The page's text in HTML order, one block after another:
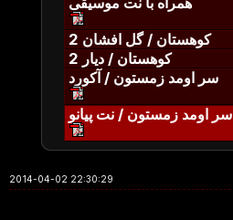
کوهستان / گل افشان 2
کوهستان / دیار 2
سر اومد زمستون / آکورد
سر اومد زمستون / نت پیانو
2014-04-02 22:30:29